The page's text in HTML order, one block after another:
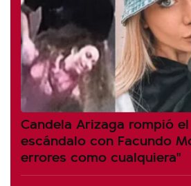
Candela Arizaga rompió
escándalo con Facundo
errores como cualquiera"